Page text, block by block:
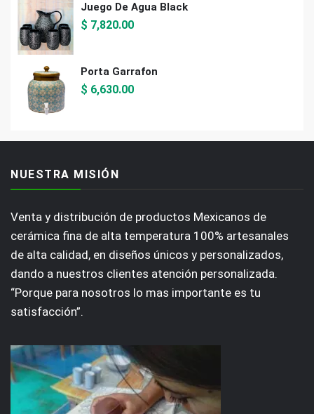
Juego De Agua Black
$ 7,820.00
Porta Garrafon
$ 6,630.00
NUESTRA MISIÓN
Venta y distribución de productos Mexicanos de
cerámica fina de alta temperatura 100% artesanales
de alta calidad, en diseños únicos y personalizados,
dando a nuestros clientes atención personalizada.
“Porque para nosotros lo mas importante es tu
satisfacción”.